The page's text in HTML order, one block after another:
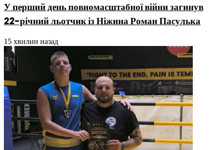
У перший день повномасштабної війни загинув
22-річний льотчик із Ніжина Роман Пасулька
15 хвилин назад